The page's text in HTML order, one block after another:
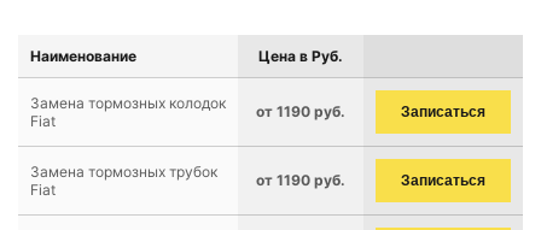
Наименование Цена в Руб.
Замена тормозных колодок
Fiat
от 1190 руб. Записаться
Замена тормозных трубок
Fiat
от 1190 руб. Записаться